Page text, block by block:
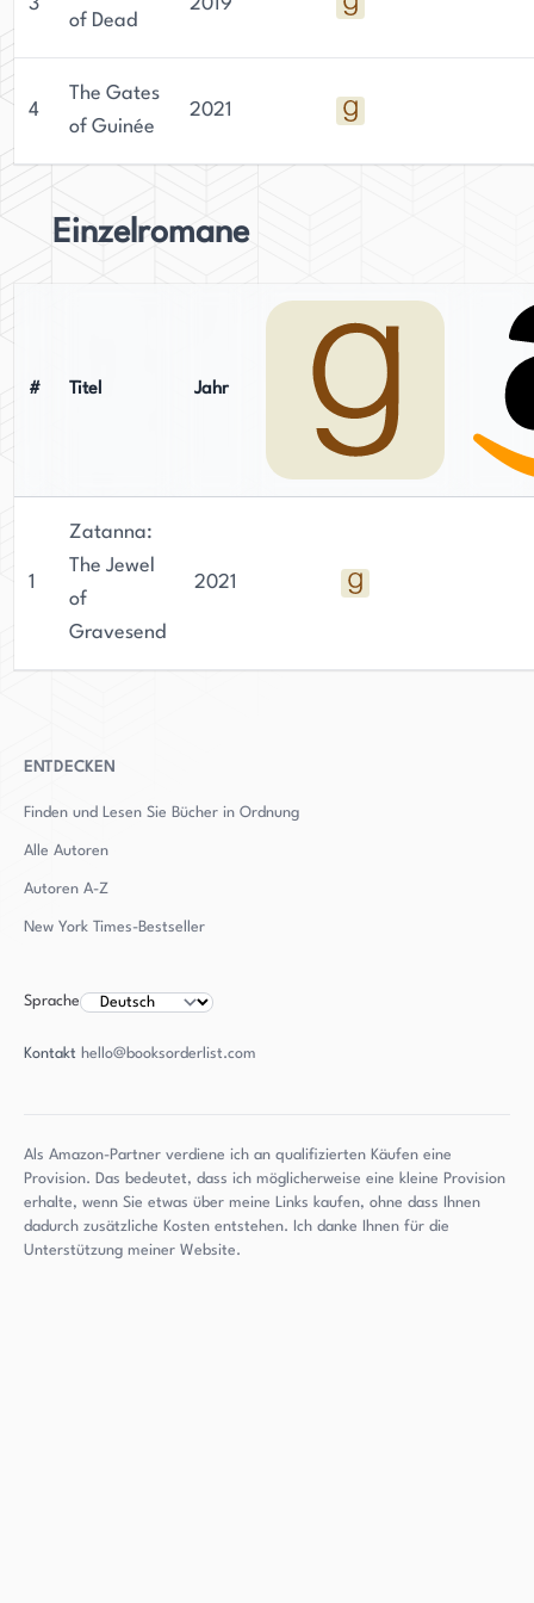
3
of Dead
2019
4
The Gates
of Guinée
2021
Einzelromane
# Titel Jahr
1
Zatanna:
The Jewel
of
Gravesend
2021
ENTDECKEN
Finden und Lesen Sie Bücher in Ordnung
Alle Autoren
Autoren A-Z
New York Times-Bestseller
Sprache
Kontakt hello@booksorderlist.com
Als Amazon-Partner verdiene ich an qualifizierten Käufen eine
Provision. Das bedeutet, dass ich möglicherweise eine kleine Provision
erhalte, wenn Sie etwas über meine Links kaufen, ohne dass Ihnen
dadurch zusätzliche Kosten entstehen. Ich danke Ihnen für die
Unterstützung meiner Website.